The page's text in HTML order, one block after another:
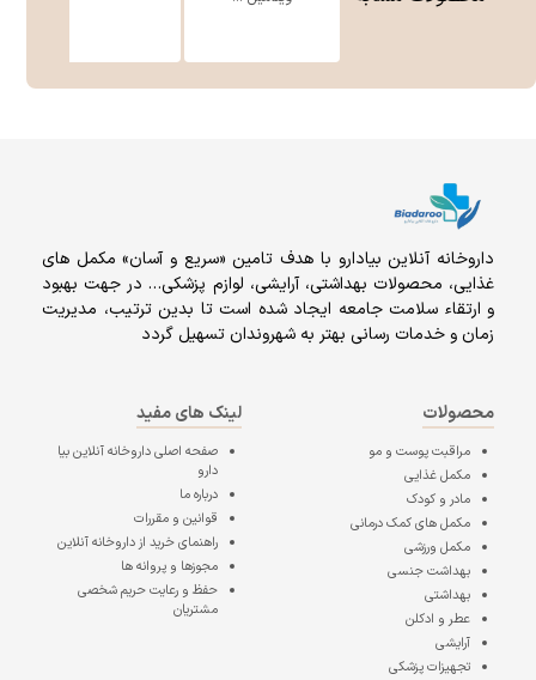
داروخانه آنلاين بيادارو با هدف تامين «سریع و آسان» مكمل هاى
غذايى، محصولات بهداشتى، آرايشى، لوازم پزشکی… در جهت بهبود
و ارتقاء سلامت جامعه ایجاد شده است تا بدین ترتیب، مدیریت
زمان و خدمات رسانی بهتر به شهروندان تسهیل گردد
محصولات
مراقبت پوست و مو
مکمل غذایی
مادر و کودک
مکمل های کمک درمانی
مکمل ورزشی
بهداشت جنسی
بهداشتی
عطر و ادکلن
آرایشی
تجهیزات پزشکی
لینک های مفید
صفحه اصلیداروخانه آنلاین بیا
دارو
درباره ما
قوانین و مقررات
راهنمای خرید از داروخانه آنلاین
مجوزها و پروانه ها
حفظ و رعایت حریم شخصی
مشتریان